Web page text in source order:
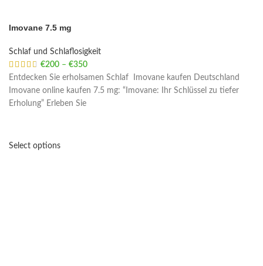
Imovane 7.5 mg
Schlaf und Schlaflosigkeit
€200 – €350
Entdecken Sie erholsamen Schlaf Imovane kaufen Deutschland
Imovane online kaufen 7.5 mg: “Imovane: Ihr Schlüssel zu tiefer
Erholung” Erleben Sie
Select options